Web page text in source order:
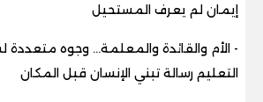
إيمان لم يعرف المستحيل
- الأم والقائدة والمعلمة… وجوه
التعليم رسالة تبني الإنسان قبل المكان